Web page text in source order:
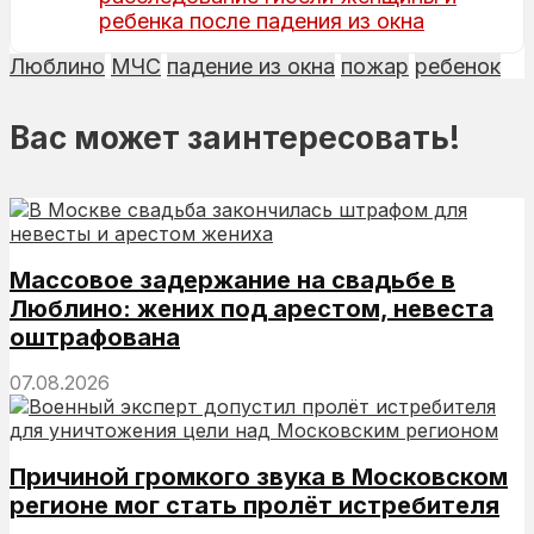
ребенка после падения из окна
Люблино МЧС падение из окна пожар ребенок
Вас может заинтересовать!
Массовое задержание на свадьбе в
Люблино: жених под арестом, невеста
оштрафована
07.08.2026
Причиной громкого звука в Московском
регионе мог стать пролёт истребителя